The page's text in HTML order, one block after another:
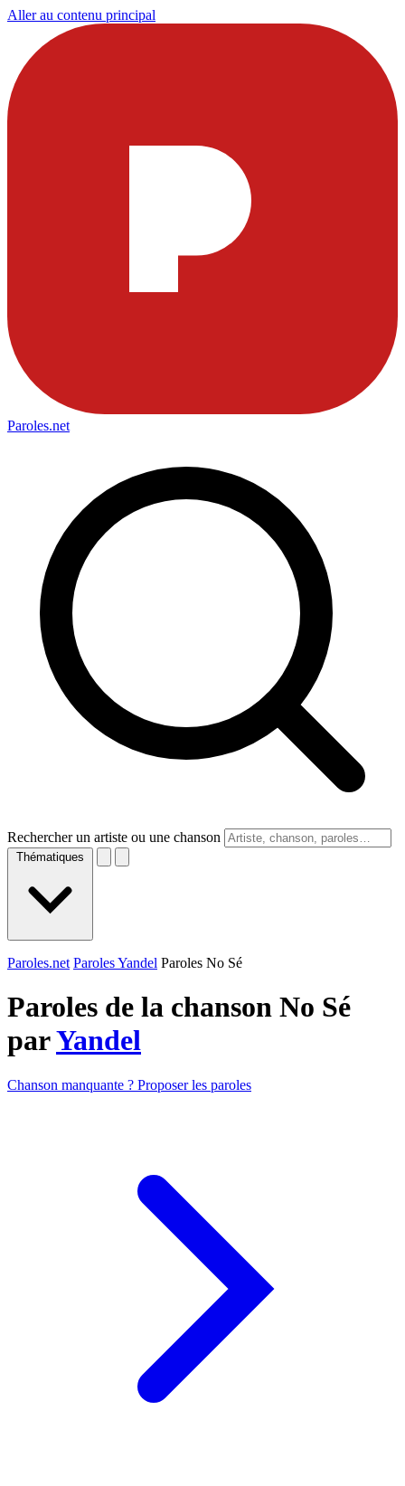
Aller au contenu principal
Paroles.net
Rechercher un artiste ou une chanson
Thématiques
Paroles.net Paroles Yandel Paroles No Sé
Paroles de la chanson No Sé
parYandel
Chanson manquante ? Proposer les paroles